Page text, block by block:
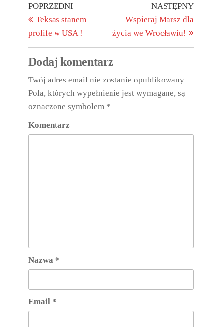
POPRZEDNI
Teksas stanem
prolife w USA !
NASTĘPNY
Wspieraj Marsz dla
życia we Wrocławiu!
Dodaj komentarz
Twój adres email nie zostanie opublikowany.
Pola, których wypełnienie jest wymagane, są
oznaczone symbolem *
Komentarz
Nazwa *
Email *